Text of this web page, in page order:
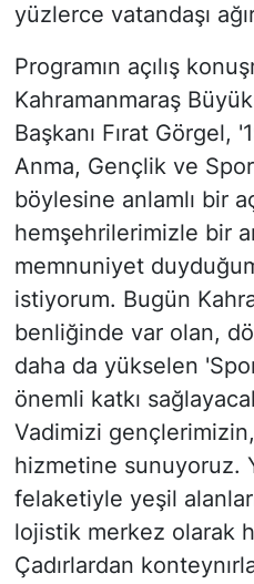
yüzlerce vatandaşı
Programın açılış
Kahramanmaraş
Başkanı Fırat Görgel,
Anma, Gençlik ve
böylesine anlamlı bir
hemşehrilerimizle bir
memnuniyet
istiyorum. Bugün
benliğinde var olan,
daha da yükselen
önemli katkı
Vadimizi
hizmetine sunuyoruz.
felaketiyle yeşil
lojistik merkez olarak
Çadırlardan